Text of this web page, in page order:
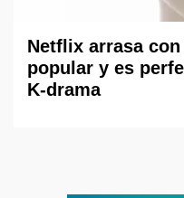
Netflix arrasa
popular y es
K-drama